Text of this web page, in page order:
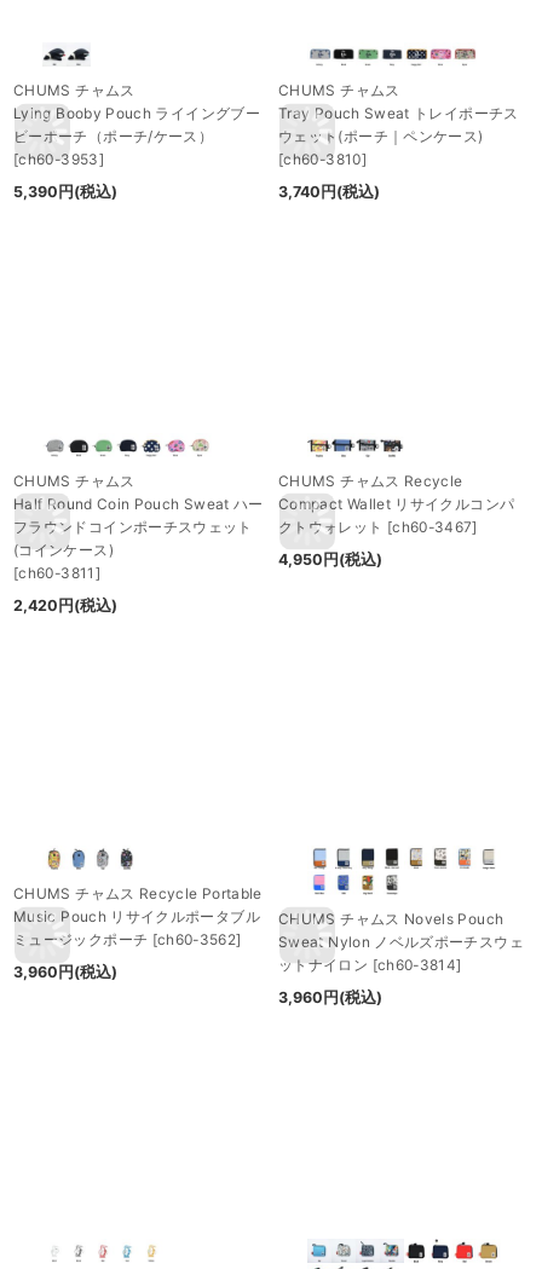
CHUMS チャムス
Lying Booby Pouch ライイングブー
ビーポーチ（ポーチ/ケース）
[ch60-3953]
5,390 円 (税込)
CHUMS チャムス
Tray Pouch Sweat トレイポーチス
ウェット(ポーチ｜ペンケース)
[ch60-3810]
3,740 円 (税込)
CHUMS チャムス
Half Round Coin Pouch Sweat ハー
フラウンドコインポーチスウェット
(コインケース)
[ch60-3811 ]
2,420円(税込)
CHUMS チャムス Recycle
Compact Wallet リサイクルコンパ
クトウォレット [ch60-3467]
4,950円(税込)
CHUMS チャムス Recycle Portable
Music Pouch リサイクルポータブル
ミュージックポーチ [ch60-3562]
3,960 円 (税込)
CHUMS チャムス Novels Pouch
Sweat Nylon ノベルズポーチスウェ
ットナイロン [ch60-3814]
3,960 円 (税込)